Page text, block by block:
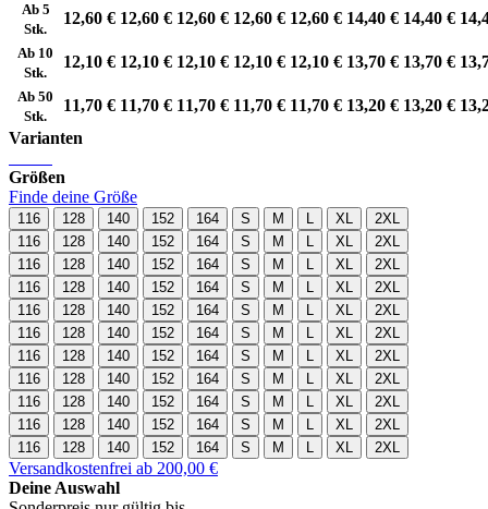
Ab 5
Stk.
12,60 € 12,60 € 12,60 € 12,60 € 12,60 € 14,40 € 14,40 €
Ab 10
Stk.
12,10 € 12,10 € 12,10 € 12,10 € 12,10 € 13,70 € 13,70 €
Ab 50
Stk.
11,70 € 11,70 € 11,70 € 11,70 € 11,70 € 13,20 € 13,20 €
Varianten
Größen
Finde deine Größe
116 128 140 152 164 S M L XL
2XL
116
128 140 152 164 S M L XL
2XL
116
128 140 152 164 S M L XL
2XL
116
128 140 152 164 S M L XL
2XL
116
128 140 152 164 S M L XL
2XL
116
128 140 152 164 S M L XL
2XL
116
128 140 152 164 S M L XL
2XL
116
128 140 152 164 S M L XL
2XL
116
128 140 152 164 S M L XL
2XL
116
128 140 152 164 S M L XL
2XL
116
128 140 152 164 S M L XL 2XL
Versandkostenfrei ab 200,00 €
Deine Auswahl